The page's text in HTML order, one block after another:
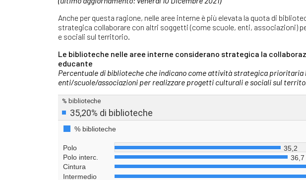
Anche per questa ragione, nelle aree interne è più elevata la quota di
strategica collaborare con altri soggetti (come scuole, enti, associazioni)
e sociali sul territorio.
Le biblioteche nelle aree interne considerano strategica la
educante
Percentuale di biblioteche che indicano come attività strategica prioritaria
enti/scuole/associazioni per realizzare progetti culturali e sociali sul